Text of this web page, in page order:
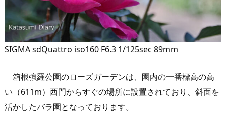
SIGMA sdQuattro iso160 F6.3 1/125sec 89mm
箱根強羅公園のローズガーデンは、園内の一番標高の高
い（611m）西門からすぐの場所に設置されており、斜面を
活かしたバラ園となっております。